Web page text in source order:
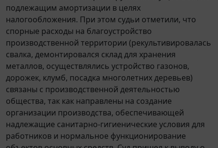
подлежащим амортизации в целях
налогообложения. При этом судьи отметили, что
спорные расходы на благоустройство
производственной территории (рекультивировалась
свалка, демонтировался склад для хранения
металлов, осуществлялись устройство газонов,
дорожек, клумб, посадка многолетних деревьев)
связаны с производственной деятельностью
общества, так как направлены на создание
организации производства, обеспечивающей
надлежащие санитарно-гигиенические условия для
работников и нормальное функционирование